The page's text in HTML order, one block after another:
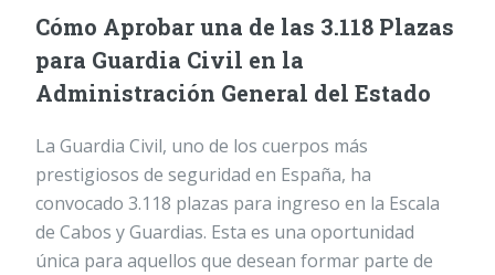
Cómo Aprobar una de las 3.118 Plazas
para Guardia Civil en la
Administración General del Estado
La Guardia Civil, uno de los cuerpos más
prestigiosos de seguridad en España, ha
convocado 3.118 plazas para ingreso en la Escala
de Cabos y Guardias. Esta es una oportunidad
única para aquellos que desean formar parte de